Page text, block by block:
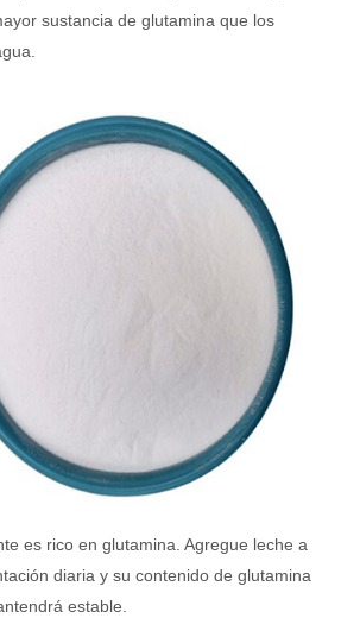
sustancia de glutamina que los
es rico en glutamina. Agregue leche a
diaria y su contenido de glutamina
estable.